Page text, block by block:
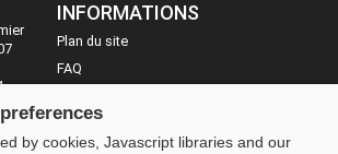
INFORMATIONS
Plan du site
FAQ
Administration
by cookies, Javascript libraries and our